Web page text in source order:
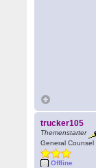
trucker105
Themenstarter
General Counsel
Offline